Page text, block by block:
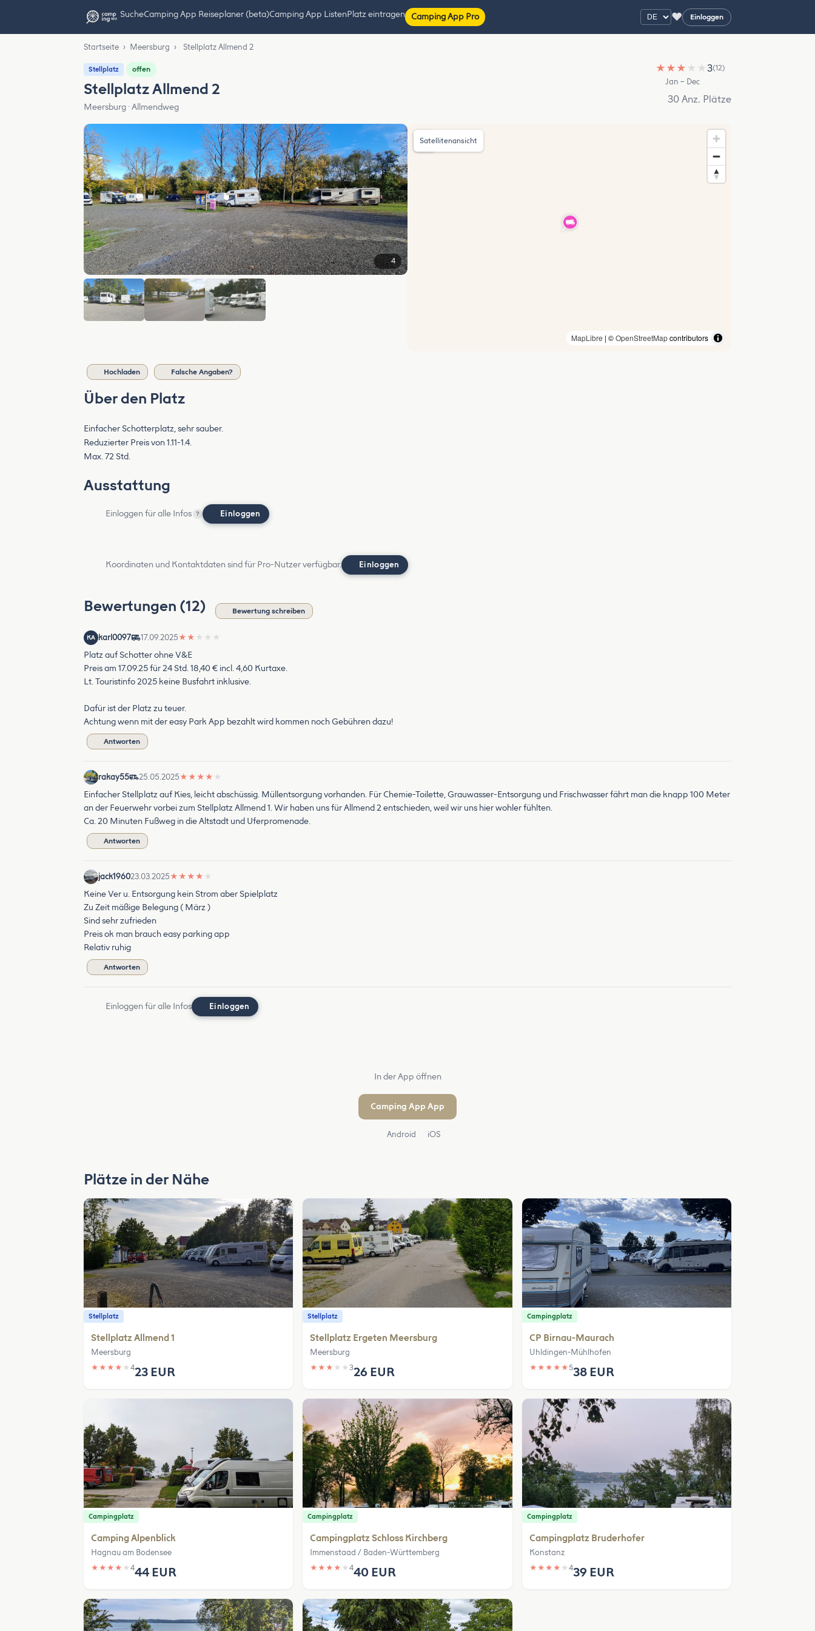
SucheCamping App Reiseplaner (beta)Camping App ListenPlatz eintragen Camping App Pro ♥ Einloggen
Startseite › Meersburg › Stellplatz Allmend 2
Stellplatz offen
Stellplatz Allmend 2
Meersburg · Allmendweg
★ ★ ★ ★ ★3(12)
Jan – Dec
30 Anz. Plätze
4
MapLibre | ©OpenStreetMapcontributors
Satellitenansicht
Hochladen Falsche Angaben?
Über den Platz
Einfacher Schotterplatz, sehr sauber.
Reduzierter Preis von 1.11-1.4.
Max. 72 Std.
Ausstattung
Einloggen für alle Infos ? Einloggen
Koordinaten und Kontaktdaten sind für Pro-Nutzer verfügbar. Einloggen
Bewertungen (12) Bewertung schreiben
KA karl0097 17.09.2025★ ★ ★ ★ ★
Platz auf Schotter ohne V&E
Preis am 17.09.25 für 24 Std. 18,40 € incl. 4,60 Kurtaxe.
Lt. Touristinfo 2025 keine Busfahrt inklusive.
Dafür ist der Platz zu teuer.
Achtung wenn mit der easy Park App bezahlt wird kommen noch Gebühren dazu!
Antworten
rakay55 25.05.2025★ ★ ★ ★ ★
Einfacher Stellplatz auf Kies, leicht abschüssig. Müllentsorgung vorhanden. Für Chemie-Toilette, Grauwasser-Entsorgung und Frischwasser fährt man die knapp 100 Meter
an der Feuerwehr vorbei zum Stellplatz Allmend 1. Wir haben uns für Allmend 2 entschieden, weil wir uns hier wohler fühlten.
Ca. 20 Minuten Fußweg in die Altstadt und Uferpromenade.
Antworten
jack196023.03.2025★ ★ ★ ★ ★
Keine Ver u. Entsorgung kein Strom aber Spielplatz
Zu Zeit mäßige Belegung ( März )
Sind sehr zufrieden
Preis ok man brauch easy parking app
Relativ ruhig
Antworten
Einloggen für alle Infos Einloggen
In der App öffnen
Camping App App
Android iOS
Plätze in der Nähe
Stellplatz
Stellplatz Allmend 1
Meersburg
★ ★ ★ ★ ★ 423 EUR
Stellplatz
Stellplatz Ergeten Meersburg
Meersburg
★ ★ ★ ★ ★326 EUR
Campingplatz
CP Birnau-Maurach
Uhldingen-Mühlhofen
★ ★ ★ ★ ★538 EUR
Campingplatz
Camping Alpenblick
Hagnau am Bodensee
★ ★ ★ ★ ★ 444 EUR
Campingplatz
Campingplatz Schloss Kirchberg
Immenstaad / Baden-Württemberg
★ ★ ★ ★ ★440 EUR
Campingplatz
Campingplatz Bruderhofer
Konstanz
★ ★ ★ ★ ★ 439 EUR